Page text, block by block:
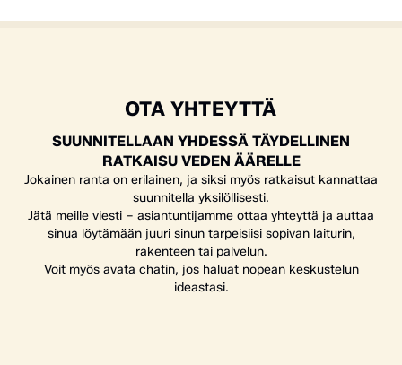
OTA YHTEYTTÄ
SUUNNITELLAAN YHDESSÄ TÄYDELLINEN
RATKAISU VEDEN ÄÄRELLE
Jokainen ranta on erilainen, ja siksi myös ratkaisut kannattaa
suunnitella yksilöllisesti.
Jätä meille viesti – asiantuntijamme ottaa yhteyttä ja auttaa
sinua löytämään juuri sinun tarpeisiisi sopivan laiturin,
rakenteen tai palvelun.
Voit myös avata chatin, jos haluat nopean keskustelun
ideastasi.